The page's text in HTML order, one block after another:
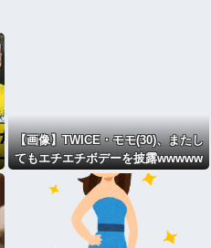
【画像】TWICE・モモ(30)、またし
てもエチエチボデーを披露wwwww
wwwww